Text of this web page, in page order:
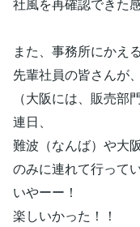
また、事務所にかえ
先輩社員の皆さんが、
（大阪には、販売部
連日、
難波（なんば）や大
のみに連れて行って
いやーー！
楽しいかった！！